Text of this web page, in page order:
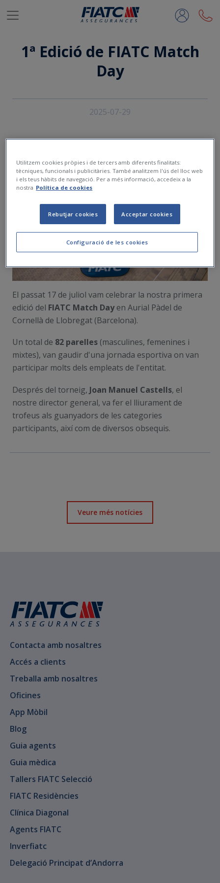
Salta al contingut principal
1ª Edició de FIATC Match
Day
2025-07-29
El passat 17 de juliol vam celebrar la nostra primera
edició del FIATC Match Dayen Aurial Pàdel de
Cornellà de Llobregat (Barcelona).
Un total de 82 parelles (masculines, femenines i
mixtes), van gaudir d'una jornada esportiva on van
participar molts dels empleats de l'entitat.
Després del torneig, Joan Manuel Castells, el
nostre director general, va fer el lliurament de
trofeus als guanyadors de les categories
participants, així com de diversos obsequis.
Veure més notícies
Contacta amb nosaltres
Accés a clients
Treballa amb nosaltres
Oficines
App Mòbil
Blog
Guia agents
Guia mèdica
Tallers FIATC Selecció
FIATC Residències
Clínica Diagonal
Agents FIATC
Inverfiatc
Delegació Principat d’Andorra
Utilitzem cookies pròpies i de tercers amb diferents finalitats:
tècniques, funcionals i publicitàries. També analitzem l'ús del lloc web
i els teus hàbits de navegació. Per a més informació, accedeix a la
nostra Política de cookies
Configuració de les cookies
Rebutjar cookies Acceptar cookies